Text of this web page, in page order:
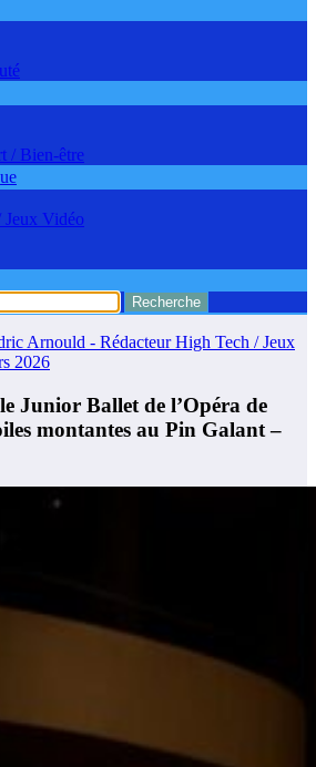
/ Bien-être
Vidéo
Arnould - Rédacteur High Tech / Jeux
2026
Junior Ballet de l’Opéra de
montantes au Pin Galant –